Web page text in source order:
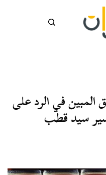
المبين في الرد على
(3) تفسير سيد قطب